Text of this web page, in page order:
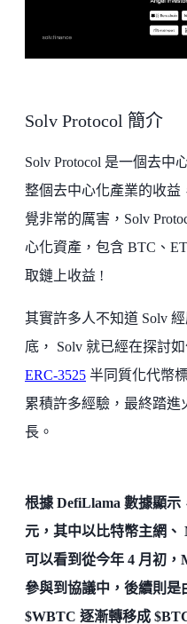
Solv Protocol 簡介
Solv Protocol 是一個去中
整個去中心化產業的收益
覺非常的厲害，Solv
心化資產，包含 BTC、
取鏈上收益 !
其實許多人不知道 Solv
底， Solv 就已經在探討
ERC-3525 半同質化代幣
累積許多經驗，最終踏
長。
根據 DefiLlama 數據顯
元，其中以比特幣主網
可以看到從今年 4 月初
參與到協議中，後續則
$WBTC 逐漸轉移成